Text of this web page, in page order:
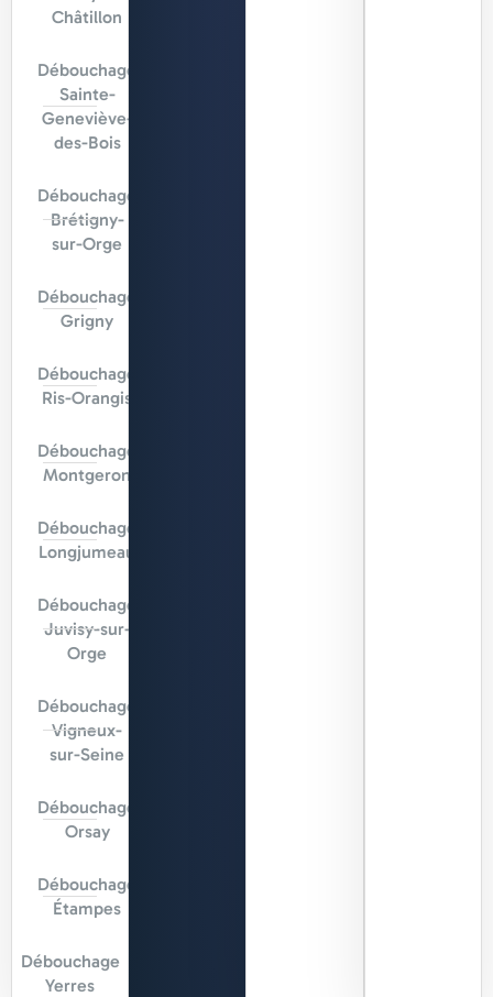
Châtillon
Débouchage
Sainte-
Geneviève-
des-Bois
Débouchage
Brétigny-
sur-Orge
Débouchage
Grigny
Débouchage
Ris-Orangis
Débouchage
Montgeron
Débouchage
Longjumeau
Débouchage
Juvisy-sur-
Orge
Débouchage
Vigneux-
sur-Seine
Débouchage
Orsay
Débouchage
Étampes
Débouchage
Yerres